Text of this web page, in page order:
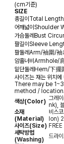
(cm기준)
SIZE
총길이 Total
어깨넓이 Shoulder
가슴둘레 Bust
팔길이 Sleeve
팔둘레 Arm/袖圍/袖
암홀너비 Armhole/
밑단둘레 Hem/下擺
사이즈는 재는 위치
There may be
method /
색상(Color) 그레
nk),
소재
(Material)
비스
lon)
사이즈(Size) FREE
세탁방법
(Washing)
드라